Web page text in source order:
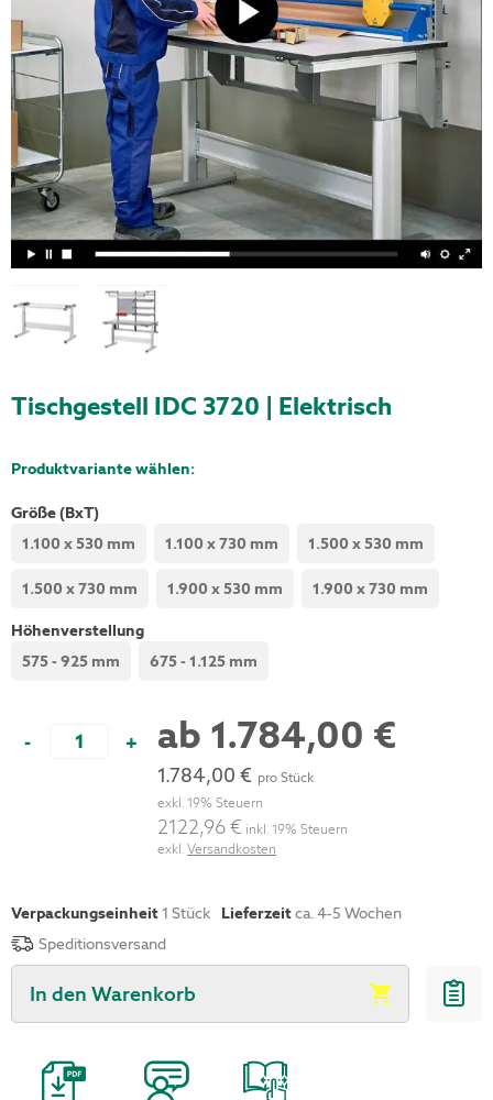
Tischgestell IDC 3720 | Elektrisch
Produktvariante wählen:
Größe (BxT)
1.100 x 530 mm
1.100 x 730 mm 1.500 x 530 mm
1.500 x 730 mm 1.900 x 530 mm 1.900 x 730 mm
Höhenverstellung
575 - 925 mm
675 - 1.125 mm
- + ab 1.784,00 €
1.784,00 € pro Stück
exkl. 19% Steuern
2122,96 € inkl. 19% Steuern
exkl.Versandkosten
Verpackungseinheit1 Stück Lieferzeitca. 4-5 Wochen
Speditionsversand
In den Warenkorb
Tischgestell IDC 3720